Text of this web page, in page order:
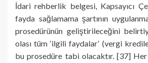
İdari rehberlik belgesi, Kapsayıcı
fayda sağlamama şartının
prosedürünün geliştirileceğini
olası tüm ‘ilgili faydalar’ (vergi
bu prosedüre tabi olacaktır. [37]